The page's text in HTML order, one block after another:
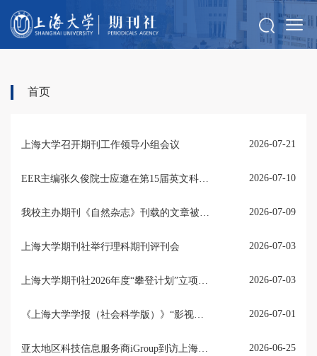
首页
上海大学召开期刊工作领导小组会议 2026-07-21
EER主编张久俊院士应邀在第15届英文科技期刊学术会议作大会报告 2026-07-10
我校主办期刊《自然杂志》刊载的文章被《新华文摘》转载 2026-07-09
上海大学期刊社举行理科期刊评刊会 2026-07-03
上海大学期刊社2026年度“攀登计划”立项会召开 2026-07-03
《上海大学学报（社会科学版）》“影视理论研究”栏目入选中宣部哲学社会科学期刊重点专栏建设名单 2026-07-01
亚太地区科技信息服务商iGroup到访上海大学期刊社 2026-06-25